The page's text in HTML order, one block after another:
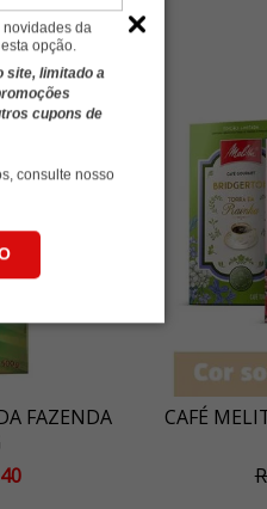
da
opção.
site, limitado a
cupons de
consulte nosso
FAZENDA
CAFÉ